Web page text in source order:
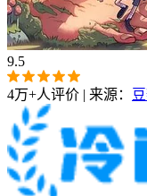
9.5
4万+人评价 | 来源：